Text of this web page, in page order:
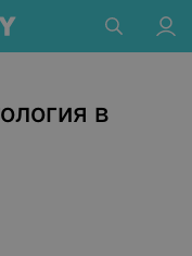
в